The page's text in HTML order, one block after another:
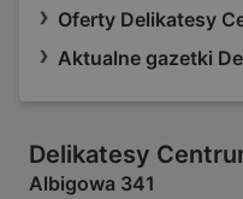
Oferty Delikatesy
Aktualne gazetki
Delikatesy
Albigowa 341